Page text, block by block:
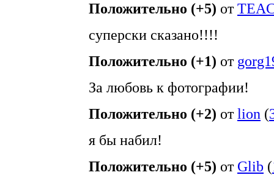
Положительно (+5) от
суперски сказано!!!!
Положительно (+1) от
За любовь к фотографии!
Положительно (+2) отlion (
я бы набил!
Положительно (+5) от Glib (